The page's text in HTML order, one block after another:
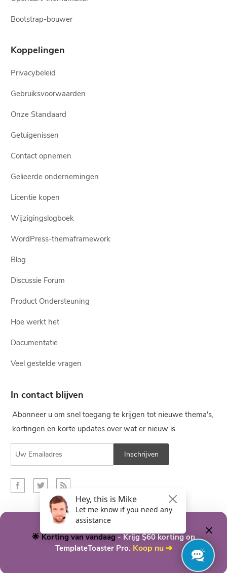
Bootstrap-bouwer
Koppelingen
Privacybeleid
Gebruiksvoorwaarden
Onze Standaard
Getuigenissen
Contact opnemen
Gelieerde ondernemingen
Licentie kopen
Wijzigingslogboek
WordPress-themaframework
Blog
Discussie Forum
Product Ondersteuning
Hoe werkt het
Documentatie
Veel gestelde vragen
In contact blijven
Abonneer u om snel toegang te krijgen tot nieuwe thema's,
kortingen en korte updates over wat er nieuw is.
Inschrijven
Nederlands
🌟 Korting van vandaag - Krijg $60 korting op
TemplateToaster Pro. Koop nu ➔